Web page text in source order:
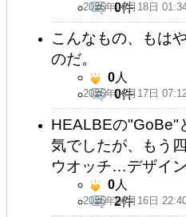
2026年06月18日
0件
こんなもの、もは
のだ。
2026年06月17日
0人
0件
HEALBEの"GoBe"
気でしたが、もう
ウオッチ…デザイ
2026年06月16日
0人
2件